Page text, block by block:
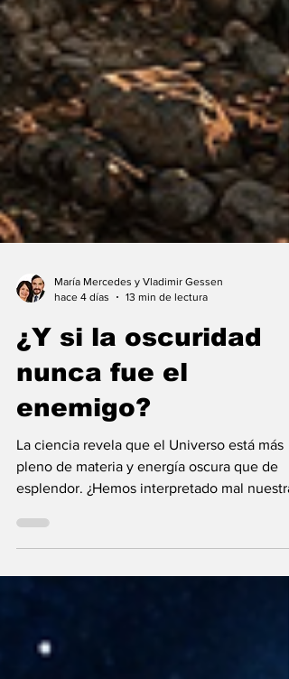
hace 4 días
13 min de lectura
¿Y si la oscuridad
nunca fue el
enemigo?
La ciencia revela que el Universo está más
pleno de materia y energía oscura que de
esplendor. ¿Hemos interpretado mal